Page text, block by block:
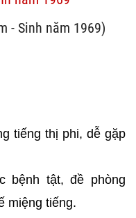
- Sinh năm 1969)
tiếng thị phi, dễ gặp
bệnh tật, đề phòng
miệng tiếng.